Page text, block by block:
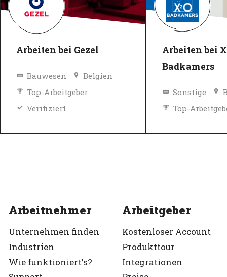
Arbeiten bei Gezel
Bauwesen
Belgien
Top-Arbeitgeber
Verifiziert
Arbeiten bei
Badkamers
Sonstige
Top-
Arbeitnehmer
Unternehmen finden
Industrien
Wie funktioniert's?
Arbeitgeber
Kostenloser Account
Produkttour
Integrationen